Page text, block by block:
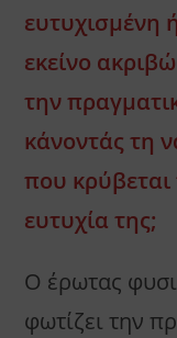
ευτυχισμένη
εκείνο
την
κάνοντάς τη
που
ευτυχία της;
Ο έρωτας
φωτίζει την